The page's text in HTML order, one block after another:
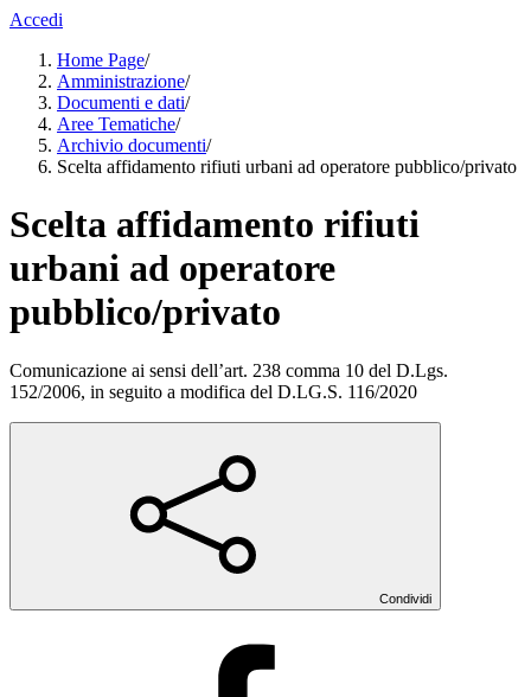
Accedi
Home Page/
Amministrazione/
Documenti e dati/
Aree Tematiche/
Archivio documenti/
Scelta affidamento rifiuti urbani ad operatore pubblico/privato
Scelta affidamento rifiuti
urbani ad operatore
pubblico/privato
Comunicazione ai sensi dell’art. 238 comma 10 del D.Lgs.
152/2006, in seguito a modifica del D.LG.S. 116/2020
Condividi